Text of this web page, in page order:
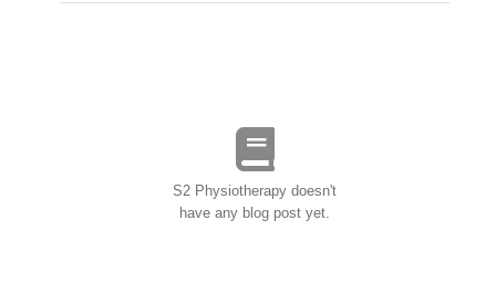
S2 Physiotherapy doesn't
have any blog post yet.